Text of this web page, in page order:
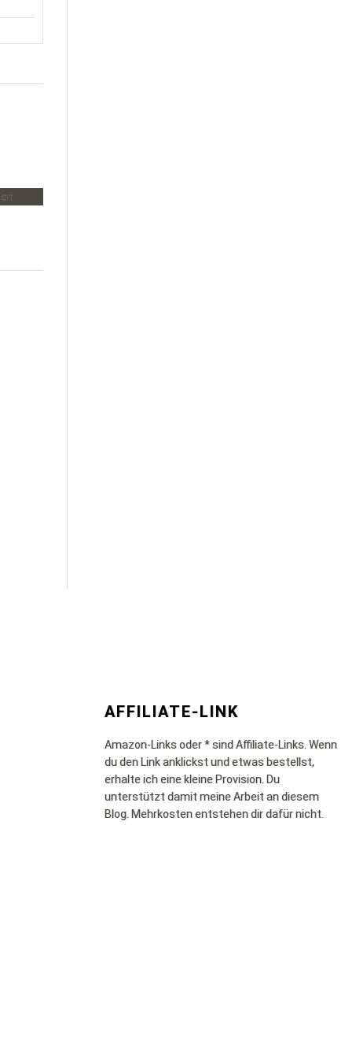
AFFILIATE-LINK
Amazon-Links oder * sind Affiliate-Links. Wenn
du den Link anklickst und etwas bestellst,
erhalte ich eine kleine Provision. Du
unterstützt damit meine Arbeit an diesem
Blog. Mehrkosten entstehen dir dafür nicht.